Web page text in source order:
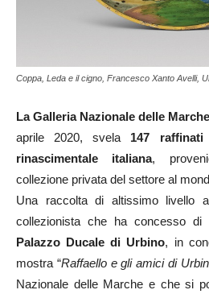
Coppa, Leda e il cigno, Francesco Xanto Avelli,
La Galleria Nazionale delle Marche
aprile 2020, svela 147
rinascimentale italiana,
collezione privata del settore al
Una raccolta di altissimo livello
collezionista che ha concesso
Palazzo Ducale di Urbino, in
mostra “Raffaello e gli amici di
Nazionale delle Marche e che si